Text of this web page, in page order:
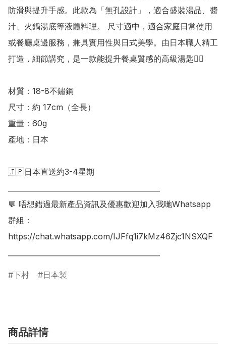
防滑與提升手感。此款為「無孔設計」，適合盛裝湯品、醬
汁、火鍋湯底等液體料理。 尺寸適中，適合家庭日常使用
或餐廳桌邊服務，兼具實用性與日式美學。由日本職人精工
打造，細節講究，是一款能提升餐桌質感的高級湯匙👍🏻
材質：18-8不鏽鋼
尺寸：約 17cm（全長）
重量：60g
產地：日本
🇯🇵日本直送約3-4星期
💬 唔想錯過最新產品資訊及優惠歡迎加入我哋Whatsapp
群組：
https://chat.whatsapp.com/IJFfq1i7kMz46Zjc1NSXQF
下村 日本製
商品詳情